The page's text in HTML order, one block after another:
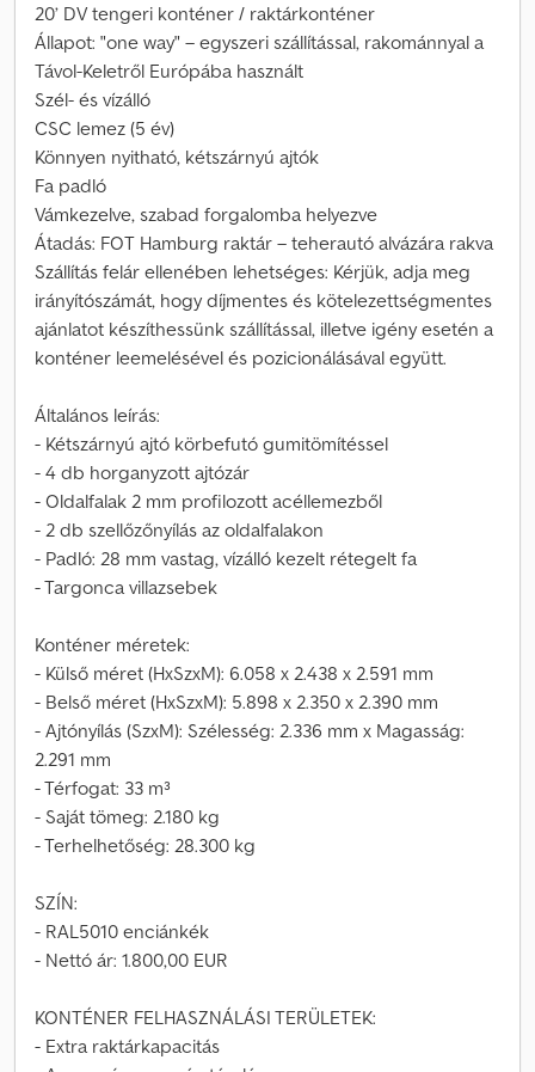
20’ DV tengeri konténer / raktárkonténer
Állapot: "one way" – egyszeri szállítással, rakománnyal a
Távol-Keletről Európába használt
Szél- és vízálló
CSC lemez (5 év)
Könnyen nyitható, kétszárnyú ajtók
Fa padló
Vámkezelve, szabad forgalomba helyezve
Átadás: FOT Hamburg raktár – teherautó alvázára rakva
Szállítás felár ellenében lehetséges: Kérjük, adja meg
irányítószámát, hogy díjmentes és kötelezettségmentes
ajánlatot készíthessünk szállítással, illetve igény esetén a
konténer leemelésével és pozicionálásával együtt.
Általános leírás:
- Kétszárnyú ajtó körbefutó gumitömítéssel
- 4 db horganyzott ajtózár
- Oldalfalak 2 mm profilozott acéllemezből
- 2 db szellőzőnyílás az oldalfalakon
- Padló: 28 mm vastag, vízálló kezelt rétegelt fa
- Targonca villazsebek
Konténer méretek:
- Külső méret (HxSzxM): 6.058 x 2.438 x 2.591 mm
- Belső méret (HxSzxM): 5.898 x 2.350 x 2.390 mm
- Ajtónyílás (SzxM): Szélesség: 2.336 mm x Magasság:
2.291 mm
- Térfogat: 33 m³
- Saját tömeg: 2.180 kg
- Terhelhetőség: 28.300 kg
SZÍN:
- RAL5010 enciánkék
- Nettó ár: 1.800,00 EUR
KONTÉNER FELHASZNÁLÁSI TERÜLETEK:
- Extra raktárkapacitás